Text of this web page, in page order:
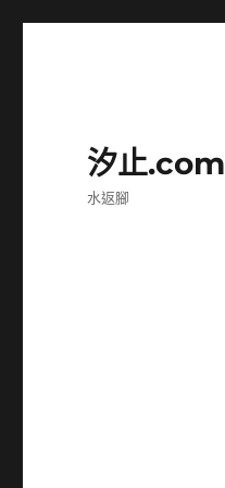
汐止.com
水返腳